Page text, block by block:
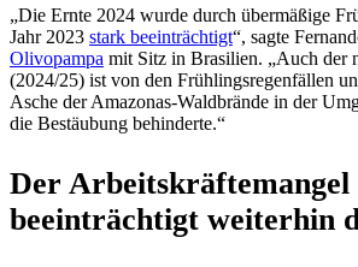
„Die Ernte 2024 wurde durch übermäßige
Jahr 2023 stark beeinträchtigt“, sagte
Olivopampa mit Sitz in Brasilien. „Auch der
(2024/25) ist von den Frühlingsregenfällen
Asche der Amazonas-Waldbrände in der
die Bestäubung behinderte.“
Der Arbeitskräftemangel
beeinträchtigt weiterhin